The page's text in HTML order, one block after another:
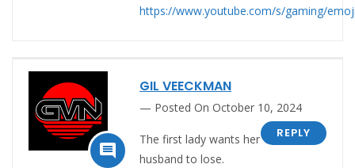
https://www.youtube.com/s/gaming/

GIL VEECKMAN
Posted On October 10, 2024
REPLY
The first lady wants her
husband to lose.